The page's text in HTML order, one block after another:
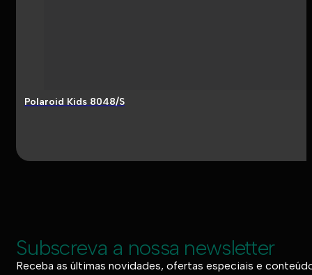
Polaroid Kids 8048/S
Subscreva a nossa newsletter
Receba as últimas novidades, ofertas especiais e